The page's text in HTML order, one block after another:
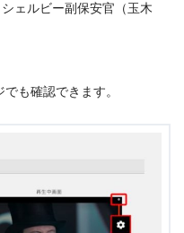
ェルビー副保安官（玉木
も確認できます。